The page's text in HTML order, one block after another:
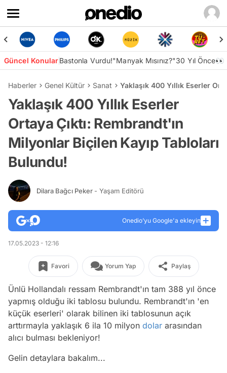
Güncel KonularBastonla Vurdu!"Manyak Mısınız?"30 Yıl Önce👀
Haberler Genel Kültür Sanat Yaklaşık 400 Yıllık Eserler
Yaklaşık 400 Yıllık Eserler
Ortaya Çıktı: Rembrandt'ın
Milyonlar Biçilen Kayıp Tabloları
Bulundu!
Dilara Bağcı Peker - Yaşam Editörü
Onedio’yu Google'a ekleyin
17.05.2023 - 12:16
Favori Yorum Yap Paylaş
Ünlü Hollandalı ressam Rembrandt'ın tam 388 yıl önce
yapmış olduğu iki tablosu bulundu. Rembrandt'ın 'en
küçük eserleri' olarak bilinen iki tablosunun açık
arttırmayla yaklaşık 6 ila 10 milyon dolar arasından
alıcı bulması bekleniyor!
Gelin detaylara bakalım...